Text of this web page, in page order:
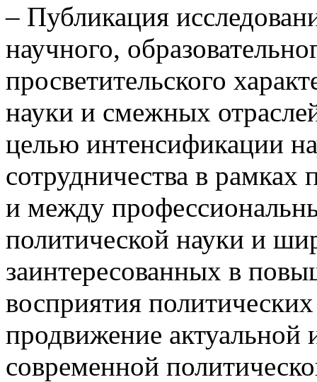
– Публикация
научного,
просветительского
науки и смежных
целью интенсификации
сотрудничества в рамках
и между
политической науки и
заинтересованных в
восприятия
продвижение
современной